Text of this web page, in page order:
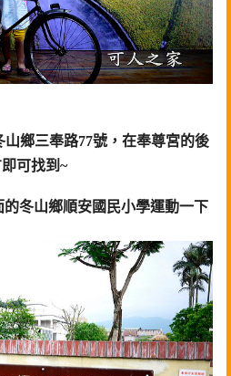
鄉三奉路77號，在奉尊宮的後
可找到~
冬山鄉順安國民小學運動一下